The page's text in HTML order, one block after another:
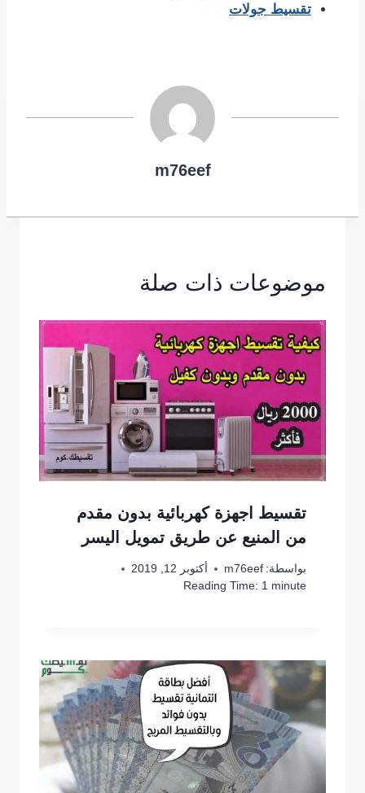
تقسيط جولات
m76eef
موضوعات ذات صلة
تقسيط اجهزة كهربائية بدون مقدم
من المنيع عن طريق تمويل اليسر
بواسطة: m76eef
أكتوبر 12, 2019
Reading Time: 1 minute